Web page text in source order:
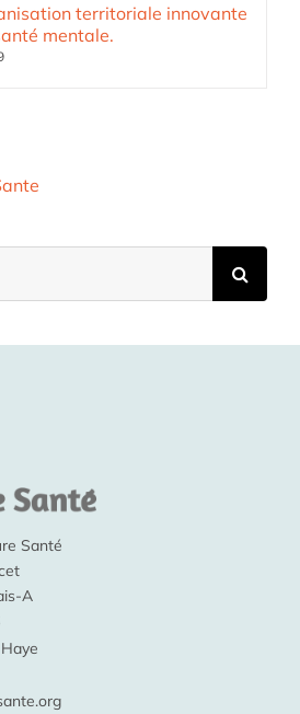
territoriale innovante
mentale.
Santé
A